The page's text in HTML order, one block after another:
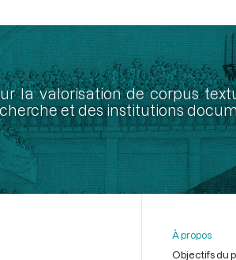
la valorisation de corpus
et des institutions
À propos
Objectifs du